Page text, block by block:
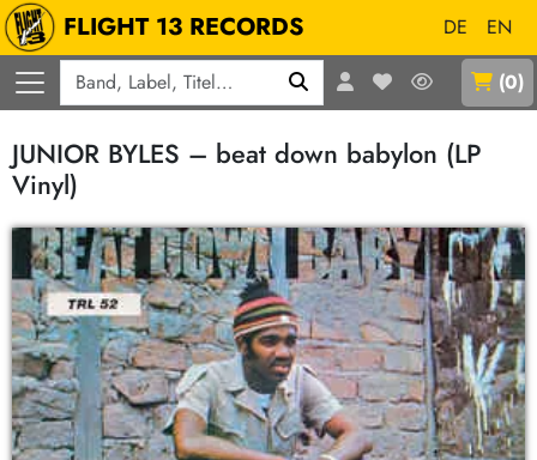
FLIGHT 13 RECORDS DE
EN
(0)
JUNIOR BYLES – beat down babylon (LP
Vinyl)